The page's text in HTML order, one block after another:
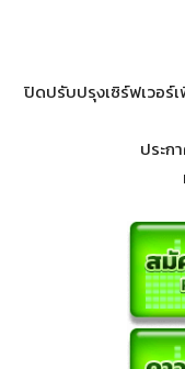
ปิดปรับปรุงเซิร์ฟเวอร์
ประก